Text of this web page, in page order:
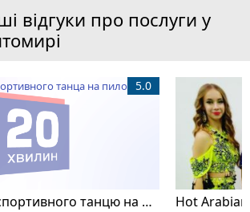
відгуки про послуги у
Victoria, школа спортивного танцю на пілоні
5.0